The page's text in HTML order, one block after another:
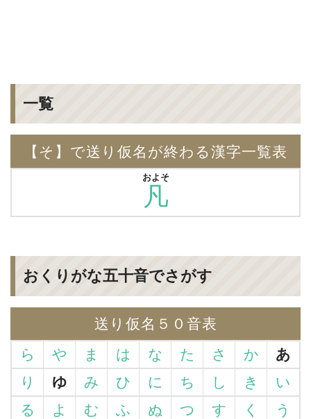
一覧
【そ】で送り仮名が終わる漢字一覧表
凡
およそ
おくりがな五十音でさがす
送り仮名５０音表
ら
や ま は な た さ か
あ
り
ゆ み ひ に ち し き
い
る
よ む ふ ぬ つ す く
う